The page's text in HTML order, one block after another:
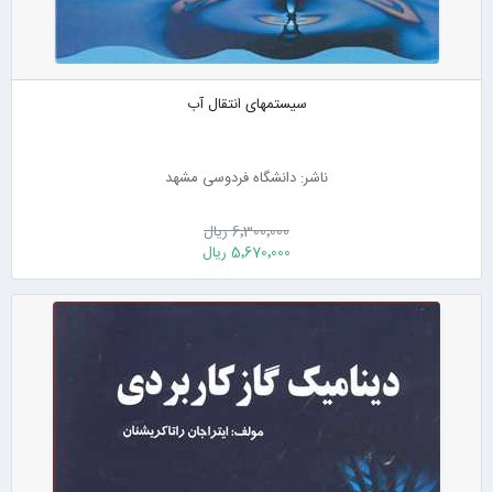
سیستمهای انتقال آب
ناشر: دانشگاه فردوسی مشهد
6٬300٬000 ریال
5٬670٬000 ریال